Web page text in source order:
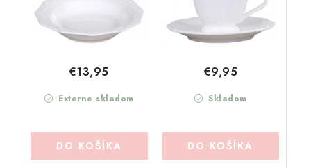
Externe skladom
€13,95
DO KOŠÍKA
Skladom
€9,95
DO KOŠÍKA